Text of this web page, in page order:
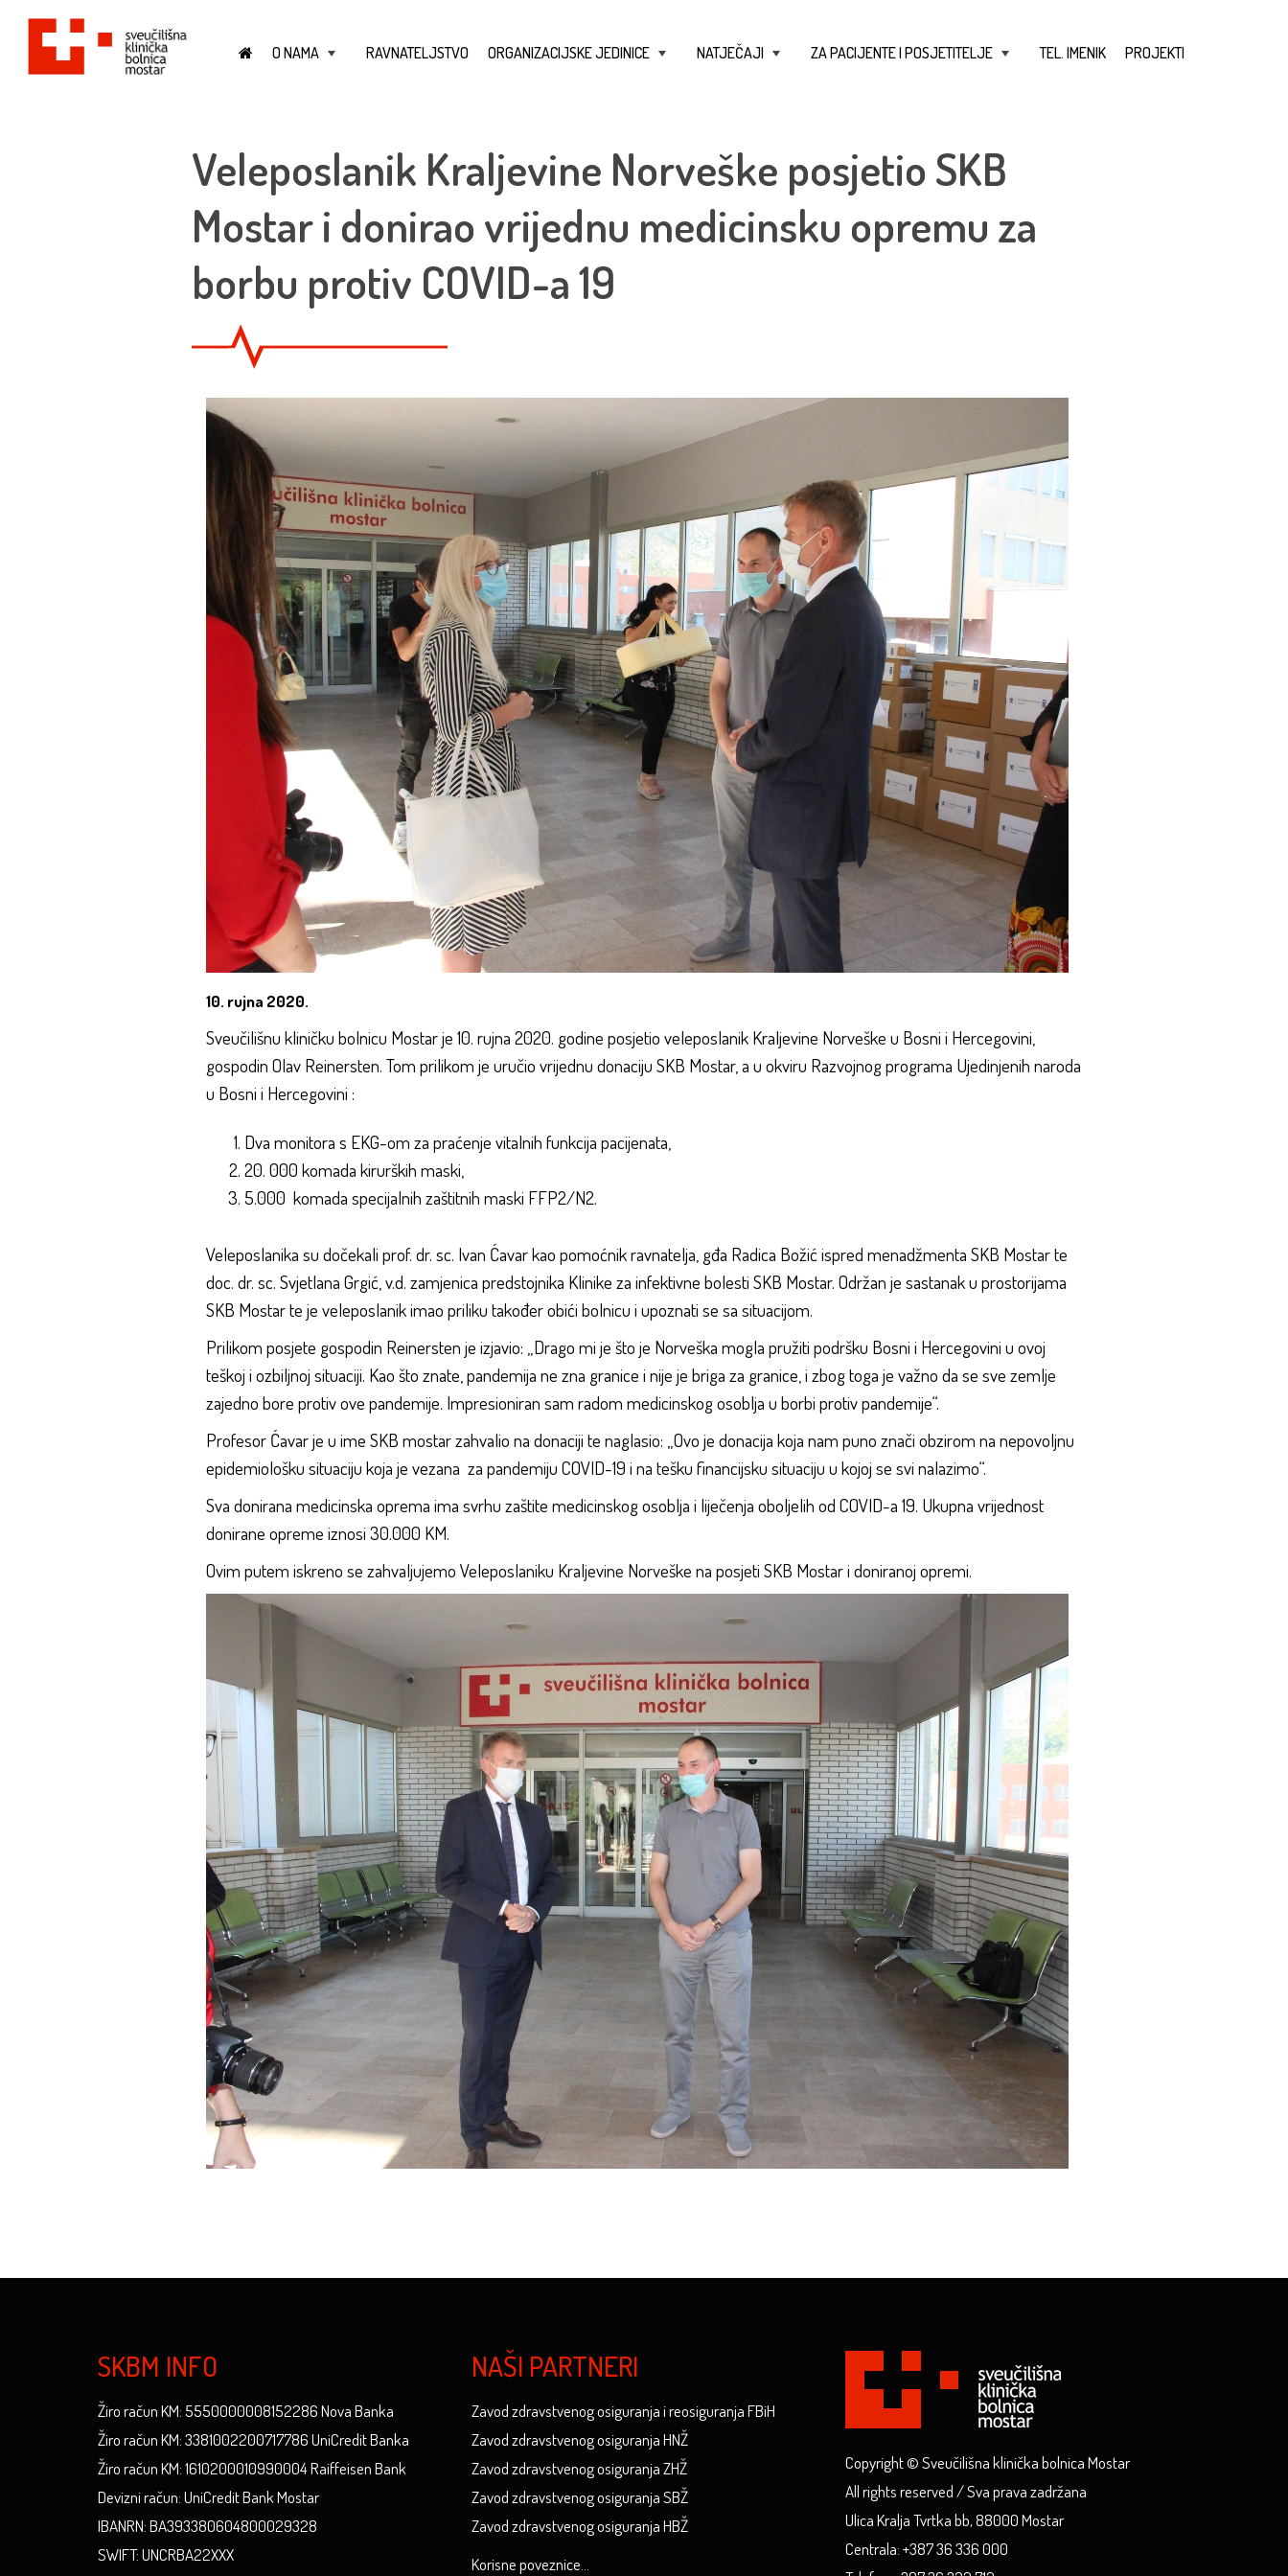
O NAMA RAVNATELJSTVO ORGANIZACIJSKE JEDINICE NATJEČAJI ZA PACIJENTE I POSJETITELJE TEL. IMENIK PROJEKTI
Veleposlanik Kraljevine Norveške posjetio SKB
Mostar i donirao vrijednu medicinsku opremu za
borbu protiv COVID-a 19
10. rujna 2020.
Sveučilišnu kliničku bolnicu Mostar je 10. rujna 2020. godine posjetio veleposlanik Kraljevine Norveške u Bosni i Hercegovini,
gospodin Olav Reinersten. Tom prilikom je uručio vrijednu donaciju SKB Mostar, a u okviru Razvojnog programa Ujedinjenih naroda
u Bosni i Hercegovini :
Dva monitora s EKG-om za praćenje vitalnih funkcija pacijenata,
20. 000 komada kirurških maski,
5.000 komada specijalnih zaštitnih maski FFP2/N2.
Veleposlanika su dočekali prof. dr. sc. Ivan Ćavar kao pomoćnik ravnatelja, gđa Radica Božić ispred menadžmenta SKB Mostar te
doc. dr. sc. Svjetlana Grgić, v.d. zamjenica predstojnika Klinike za infektivne bolesti SKB Mostar. Održan je sastanak u prostorijama
SKB Mostar te je veleposlanik imao priliku također obići bolnicu i upoznati se sa situacijom.
Prilikom posjete gospodin Reinersten je izjavio: „Drago mi je što je Norveška mogla pružiti podršku Bosni i Hercegovini u ovoj
teškoj i ozbiljnoj situaciji. Kao što znate, pandemija ne zna granice i nije je briga za granice, i zbog toga je važno da se sve zemlje
zajedno bore protiv ove pandemije. Impresioniran sam radom medicinskog osoblja u borbi protiv pandemije“.
Profesor Ćavar je u ime SKB mostar zahvalio na donaciji te naglasio: „Ovo je donacija koja nam puno znači obzirom na nepovoljnu
epidemiološku situaciju koja je vezana za pandemiju COVID-19 i na tešku financijsku situaciju u kojoj se svi nalazimo“.
Sva donirana medicinska oprema ima svrhu zaštite medicinskog osoblja i liječenja oboljelih od COVID-a 19. Ukupna vrijednost
donirane opreme iznosi 30.000 KM.
Ovim putem iskreno se zahvaljujemo Veleposlaniku Kraljevine Norveške na posjeti SKB Mostar i doniranoj opremi.
SKBM INFO
Žiro račun KM: 5550000008152286 Nova Banka
Žiro račun KM: 3381002200717786 UniCredit Banka
Žiro račun KM: 1610200010990004 Raiffeisen Bank
Devizni račun: UniCredit Bank Mostar
IBANRN: BA393380604800029328
SWIFT: UNCRBA22XXX
NAŠI PARTNERI
Zavod zdravstvenog osiguranja i reosiguranja FBiH
Zavod zdravstvenog osiguranja HNŽ
Zavod zdravstvenog osiguranja ZHŽ
Zavod zdravstvenog osiguranja SBŽ
Zavod zdravstvenog osiguranja HBŽ
Korisne poveznice...
Copyright © Sveučilišna klinička bolnica Mostar
All rights reserved / Sva prava zadržana
Ulica Kralja Tvrtka bb, 88000 Mostar
Centrala: +387 36 336 000